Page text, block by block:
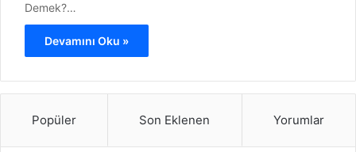
Demek?…
Devamını Oku »
Popüler Son Eklenen Yorumlar